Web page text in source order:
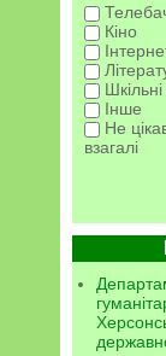
Кіно
Інше
Не
взагалі